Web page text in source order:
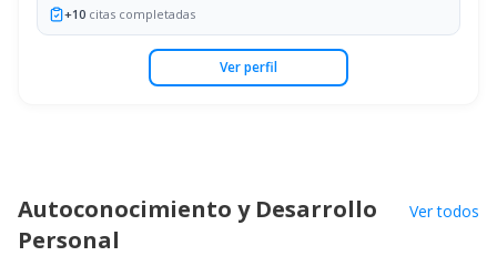
+10 citas completadas
Ver perfil
Autoconocimiento y Desarrollo
Personal
Ver todos